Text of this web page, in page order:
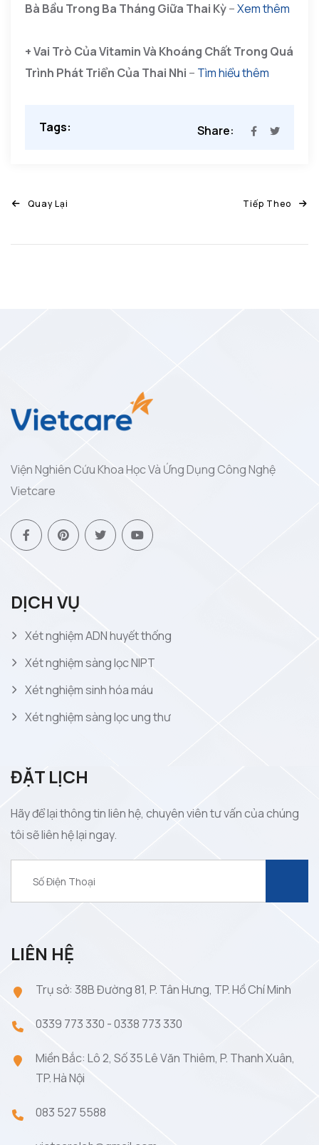
Bà Bầu Trong Ba Tháng Giữa Thai Kỳ–Xem thêm
+ Vai Trò Của Vitamin Và Khoáng Chất Trong Quá
Trình Phát Triển Của Thai Nhi – Tìm hiểu thêm
Tags: Share:
Quay Lại Tiếp Theo
Viện Nghiên Cứu Khoa Học Và Ứng Dụng Công Nghệ
Vietcare
DỊCH VỤ
Xét nghiệm ADN huyết thống
Xét nghiệm sàng lọc NIPT
Xét nghiệm sinh hóa máu
Xét nghiệm sàng lọc ung thư
ĐẶT LỊCH
Hãy để lại thông tin liên hệ, chuyên viên tư vấn của chúng
tôi sẽ liên hệ lại ngay.
LIÊN HỆ
Trụ sở: 38B Đường 81, P. Tân Hưng, TP. Hồ Chí Minh
0339 773 330 -0338 773 330
Miền Bắc: Lô 2, Số 35 Lê Văn Thiêm, P. Thanh Xuân,
TP. Hà Nội
083 527 5588